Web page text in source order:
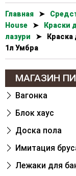
Главная ➤
House
➤
Краски
лазури
➤
Краска
1л Умбра
МАГАЗИН
Вагонка
Блок хаус
Доска пола
Имитация
Лежаки для